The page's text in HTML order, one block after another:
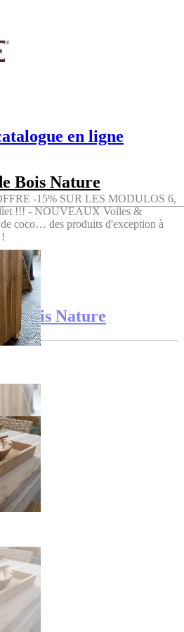
en ligne
-15% SUR LES MODULOS 6,
!!! - NOUVEAUX Voiles &
coco… des produits d'exception à
Bois Nature
Bois Nature